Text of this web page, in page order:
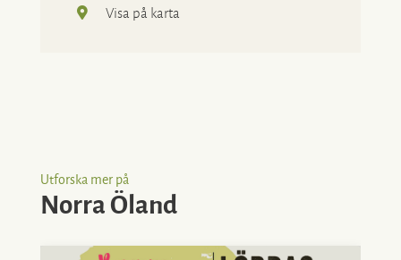
Visa på karta
Utforska mer på
Norra Öland